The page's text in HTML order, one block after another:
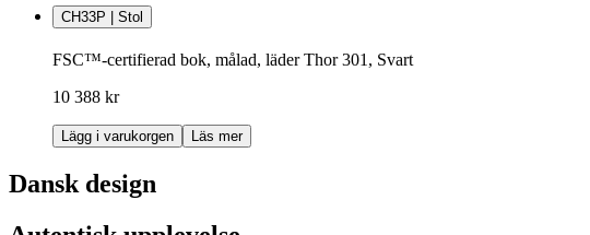
CH33P | Stol
FSC™-certifierad bok, målad, läder Thor 301, Svart
10 388 kr
Lägg i varukorgen Läs mer
Dansk design